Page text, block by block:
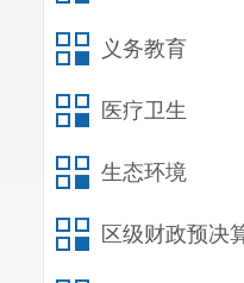
义务教育
医疗卫生
生态环境
区级财政预决